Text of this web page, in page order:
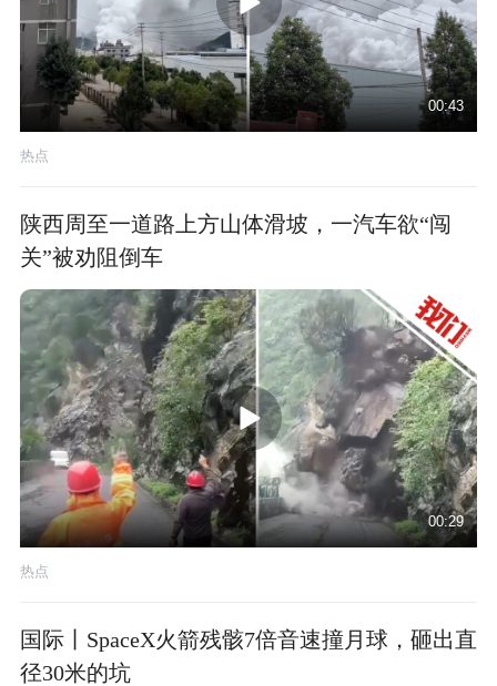
00:43
热点
陕西周至一道路上方山体滑坡，一汽车欲“闯
关”被劝阻倒车
00:29
热点
国际丨SpaceX火箭残骸7倍音速撞月球，砸出直
径30米的坑